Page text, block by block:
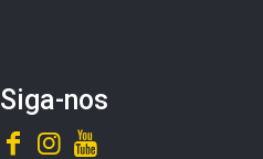
Siga-nos